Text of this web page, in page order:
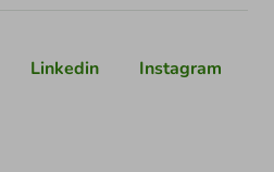
Linkedin Instagram